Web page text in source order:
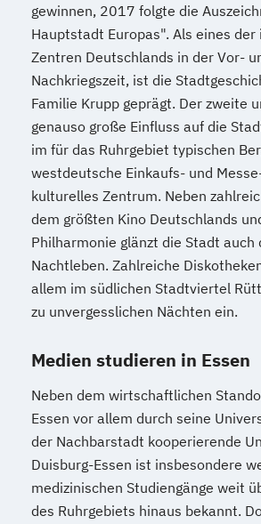
gewinnen, 2017 folgte die
Hauptstadt Europas". Als eines
Zentren Deutschlands in der Vor-
Nachkriegszeit, ist die
Familie Krupp geprägt. Der zweite
genauso große Einfluss auf die
im für das Ruhrgebiet typischen
westdeutsche Einkaufs- und
kulturelles Zentrum. Neben
dem größten Kino Deutschlands
Philharmonie glänzt die Stadt auch
Nachtleben. Zahlreiche
allem im südlichen Stadtviertel
zu unvergesslichen Nächten ein.
Medien studieren in Essen
Neben dem wirtschaftlichen
Essen vor allem durch seine
der Nachbarstadt kooperierende
Duisburg-Essen ist insbesondere
medizinischen Studiengänge weit
des Ruhrgebiets hinaus bekannt.